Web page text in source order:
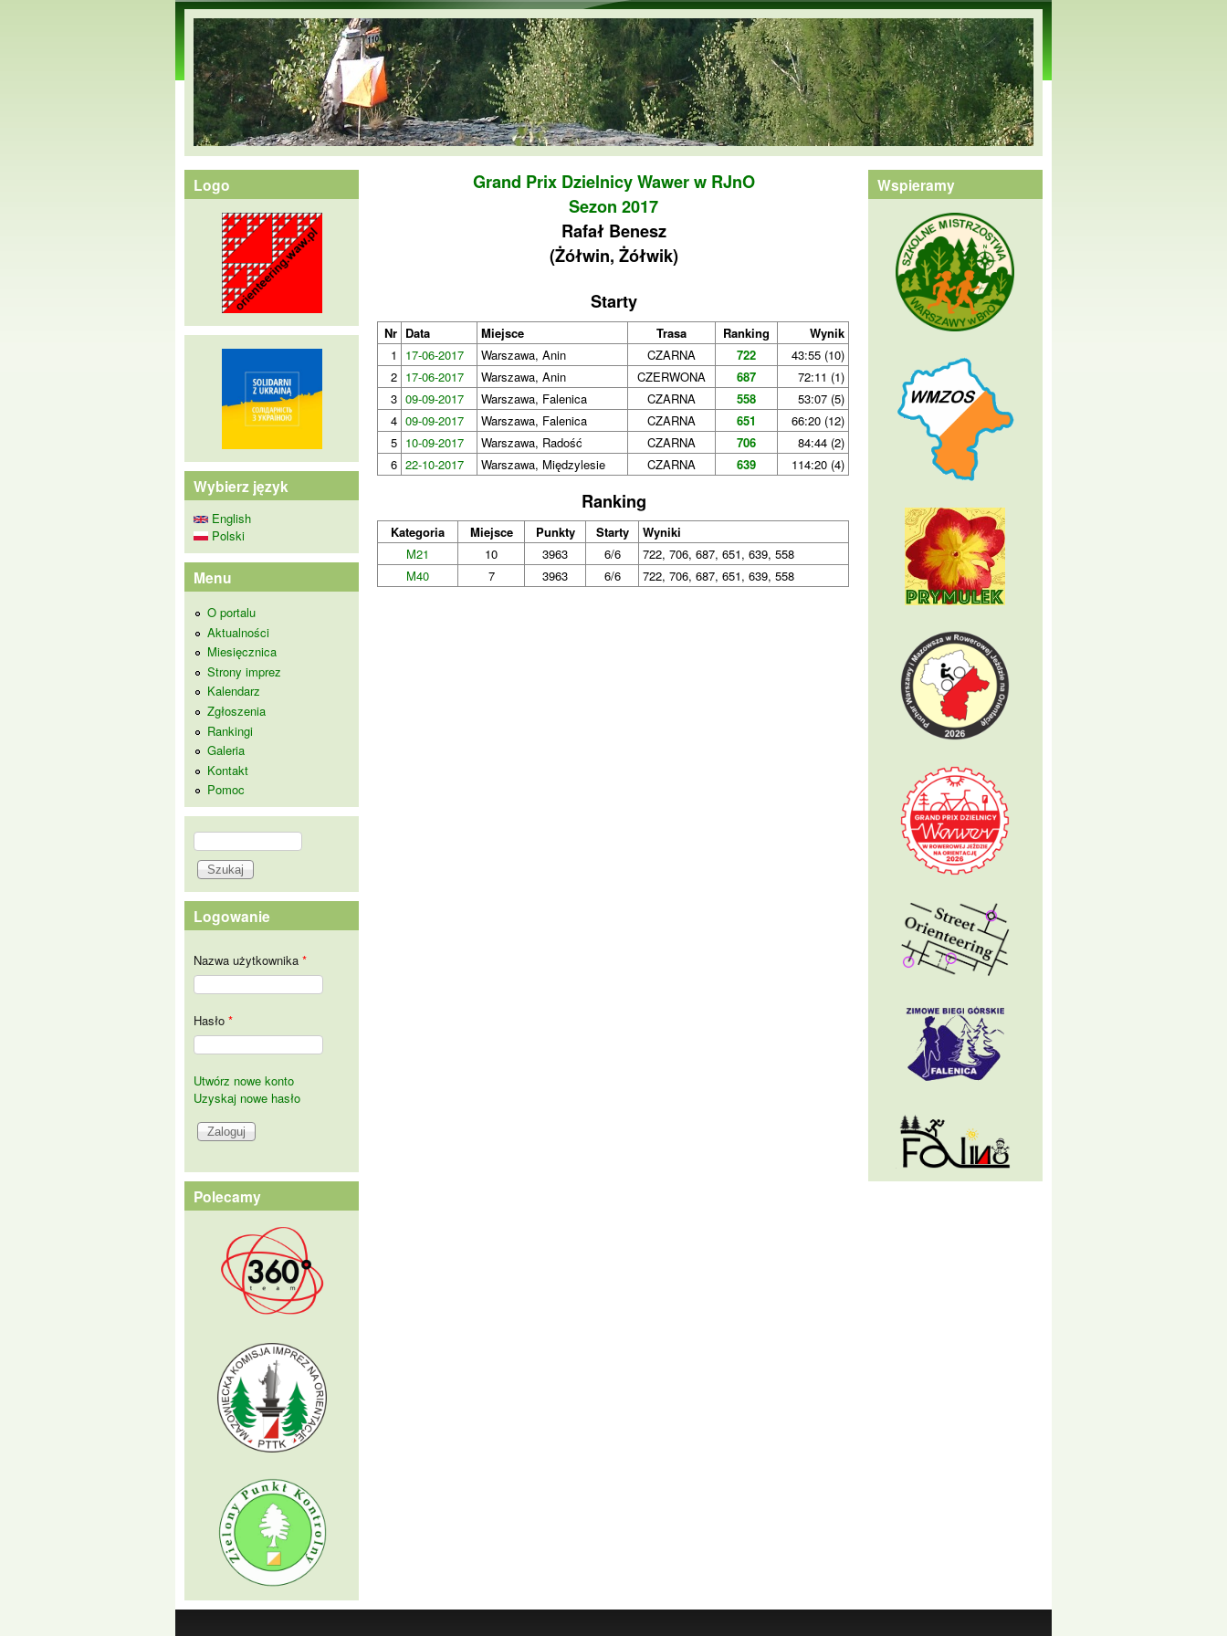
Przejdź do treści
orienteering.waw.pl
Grand Prix Dzielnicy Wawer w RJnO
Sezon 2017
Rafał Benesz
(Żółwin, Żółwik)
Starty
Nr Data Miejsce Trasa Ranking
Wynik
1
17-06-2017 Warszawa, Anin CZARNA 722
43:55 (10)
2 17-06-2017 Warszawa, Anin CZERWONA 687
72:11 (1)
3 09-09-2017 Warszawa, Falenica CZARNA 558
53:07 (5)
4 09-09-2017 Warszawa, Falenica CZARNA 651
66:20 (12)
5 10-09-2017 Warszawa, Radość CZARNA 706
84:44 (2)
6 22-10-2017 Warszawa, Międzylesie CZARNA 639 114:20 (4)
Ranking
Kategoria Miejsce Punkty Starty
Wyniki
M21
10 3963 6/6
722, 706, 687, 651, 639, 558
M40
7 3963 6/6 722, 706, 687, 651, 639, 558
Logo
Wybierz język
English
Polski
Menu
O portalu
Aktualności
Miesięcznica
Strony imprez
Kalendarz
Zgłoszenia
Rankingi
Galeria
Kontakt
Pomoc
Formularz wyszukiwania
Szukaj
Logowanie
Nazwa użytkownika *
Hasło *
Utwórz nowe konto
Uzyskaj nowe hasło
Polecamy
Wspieramy